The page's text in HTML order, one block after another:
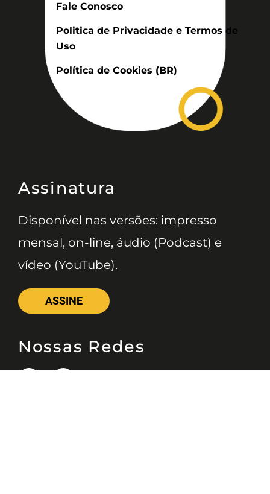
Fale Conosco
Politica de Privacidade e Termos de
Uso
Política de Cookies (BR)
Assinatura
Disponível nas versões: impresso
mensal, on-line, áudio (Podcast) e
vídeo (YouTube).
ASSINE
Nossas Redes